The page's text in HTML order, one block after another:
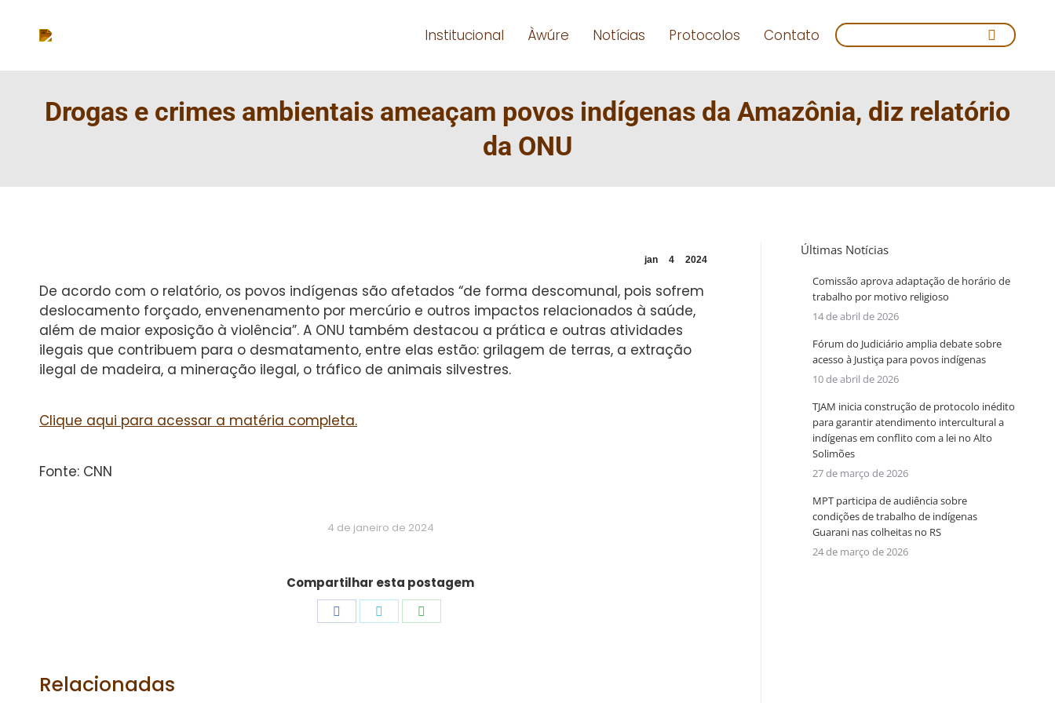
Institucional Àwúre Notícias Protocolos Contato Search:
Drogas e crimes ambientais ameaçam povos indígenas da Amazônia, diz relatório
da ONU
jan 4 2024
De acordo com o relatório, os povos indígenas são afetados “de forma descomunal, pois sofrem
deslocamento forçado, envenenamento por mercúrio e outros impactos relacionados à saúde,
além de maior exposição à violência”. A ONU também destacou a prática e outras atividades
ilegais que contribuem para o desmatamento, entre elas estão: grilagem de terras, a extração
ilegal de madeira, a mineração ilegal, o tráfico de animais silvestres.
Clique aqui para acessar a matéria completa.
Fonte: CNN
4 de janeiro de 2024
Compartilhar esta postagem
Relacionadas
Últimas Notícias
Comissão aprova adaptação de horário de
trabalho por motivo religioso
14 de abril de 2026
Fórum do Judiciário amplia debate sobre
acesso à Justiça para povos indígenas
10 de abril de 2026
TJAM inicia construção de protocolo inédito
para garantir atendimento intercultural a
indígenas em conflito com a lei no Alto
Solimões
27 de março de 2026
MPT participa de audiência sobre
condições de trabalho de indígenas
Guarani nas colheitas no RS
24 de março de 2026